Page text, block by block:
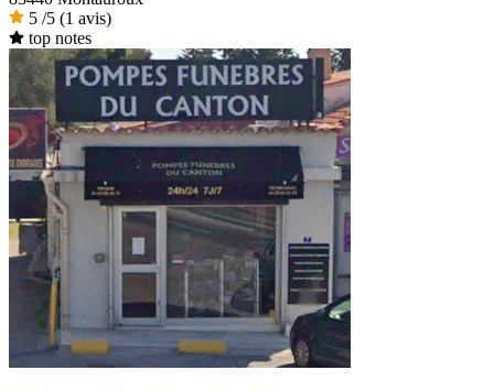
5 /5 (1 avis)
top notes